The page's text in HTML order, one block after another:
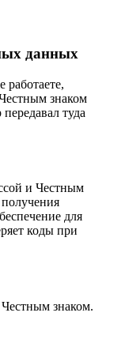
данных
знаком
туда
и Честным
для
коды при
Честным знаком.